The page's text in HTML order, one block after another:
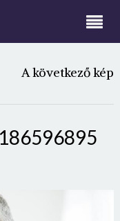
A következő kép